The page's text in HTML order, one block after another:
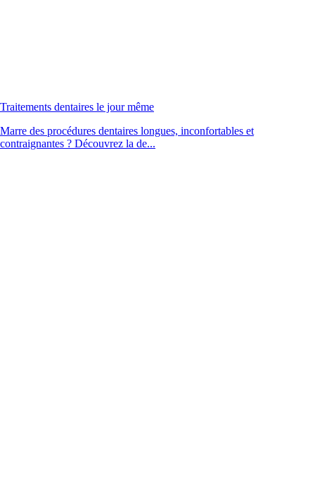
Traitements dentaires le jour même
Marre des procédures dentaires longues, inconfortables et
contraignantes ? Découvrez la de...